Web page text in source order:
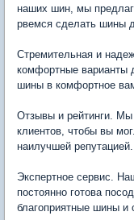
наших шин, мы
рвемся сделать шины
Стремительная и
комфортные варианты
шины в комфортное
Отзывы и рейтинги. Мы
клиентов, чтобы вы
наилучшей репутацией.
Экспертное сервис.
постоянно готова
благоприятные шины и